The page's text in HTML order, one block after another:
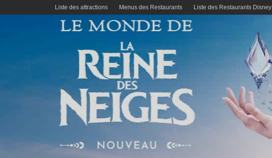
Liste des attractions Menus des Restaurants Liste des Restaurants Disney